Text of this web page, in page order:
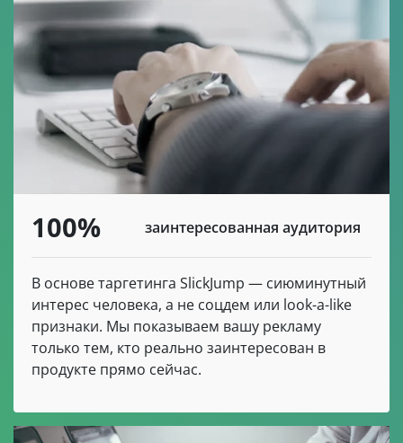
100% заинтересованная аудитория
В основе таргетинга SlickJump — сиюминутный
интерес человека, а не соцдем или look-a-like
признаки. Мы показываем вашу рекламу
только тем, кто реально заинтересован в
продукте прямо сейчас.